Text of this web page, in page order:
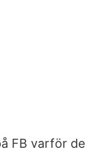
FB varför de